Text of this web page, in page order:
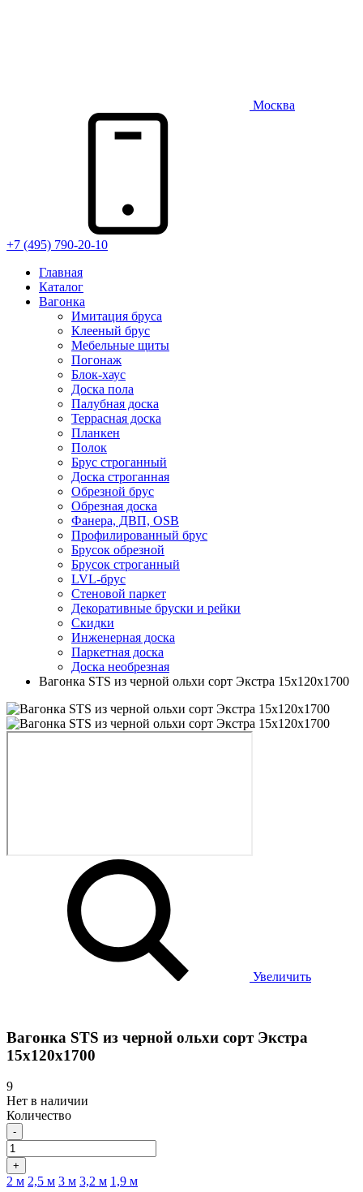
Москва
+7 (495) 790-20-10
Главная
Каталог
Вагонка
Имитация бруса
Клееный брус
Мебельные щиты
Погонаж
Блок-хаус
Доска пола
Палубная доска
Террасная доска
Планкен
Полок
Брус строганный
Доска строганная
Обрезной брус
Обрезная доска
Фанера, ДВП, OSB
Профилированный брус
Брусок обрезной
Брусок строганный
LVL-брус
Стеновой паркет
Декоративные бруски и рейки
Скидки
Инженерная доска
Паркетная доска
Доска необрезная
Вагонка STS из черной ольхи сорт Экстра 15х120х1700
Увеличить
Вагонка STS из черной ольхи сорт Экстра
15х120х1700
9
Нет в наличии
Количество
-
+
2 м 2,5 м 3 м 3,2 м 1,9 м